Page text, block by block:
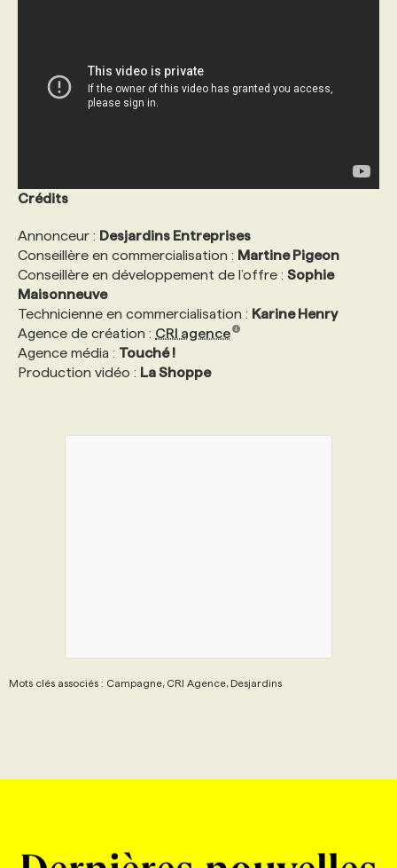
Crédits
Annonceur : Desjardins Entreprises
Conseillère en commercialisation : Martine Pigeon
Conseillère en développement de l’offre : Sophie
Maisonneuve
Technicienne en commercialisation : Karine Henry
Agence de création : CRI agence
Agence média : Touché !
Production vidéo : La Shoppe
Mots clés associés : Campagne, CRI Agence, Desjardins